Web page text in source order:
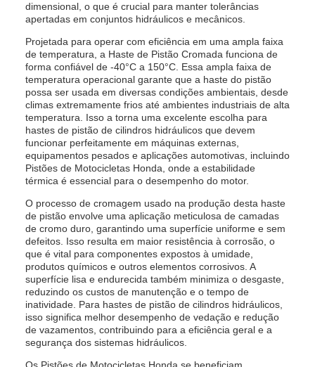
dimensional, o que é crucial para manter tolerâncias
apertadas em conjuntos hidráulicos e mecânicos.
Projetada para operar com eficiência em uma ampla faixa
de temperatura, a Haste de Pistão Cromada funciona de
forma confiável de -40°C a 150°C. Essa ampla faixa de
temperatura operacional garante que a haste do pistão
possa ser usada em diversas condições ambientais, desde
climas extremamente frios até ambientes industriais de alta
temperatura. Isso a torna uma excelente escolha para
hastes de pistão de cilindros hidráulicos que devem
funcionar perfeitamente em máquinas externas,
equipamentos pesados e aplicações automotivas, incluindo
Pistões de Motocicletas Honda, onde a estabilidade
térmica é essencial para o desempenho do motor.
O processo de cromagem usado na produção desta haste
de pistão envolve uma aplicação meticulosa de camadas
de cromo duro, garantindo uma superfície uniforme e sem
defeitos. Isso resulta em maior resistência à corrosão, o
que é vital para componentes expostos à umidade,
produtos químicos e outros elementos corrosivos. A
superfície lisa e endurecida também minimiza o desgaste,
reduzindo os custos de manutenção e o tempo de
inatividade. Para hastes de pistão de cilindros hidráulicos,
isso significa melhor desempenho de vedação e redução
de vazamentos, contribuindo para a eficiência geral e a
segurança dos sistemas hidráulicos.